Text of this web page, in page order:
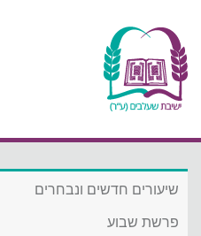
שיעורים חדשים ונבחרים
פרשת שבוע